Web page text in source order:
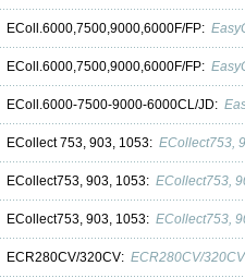
EColl.6000,7500,9000,6000F/FP:
EColl.6000,7500,9000,6000F/FP:
EColl.6000-7500-9000-6000CL/JD:
ECollect 753, 903, 1053: ECollect753,
ECollect753, 903, 1053: ECollect753,
ECollect753, 903, 1053: ECollect753,
ECR280CV/320CV: ECR280CV/